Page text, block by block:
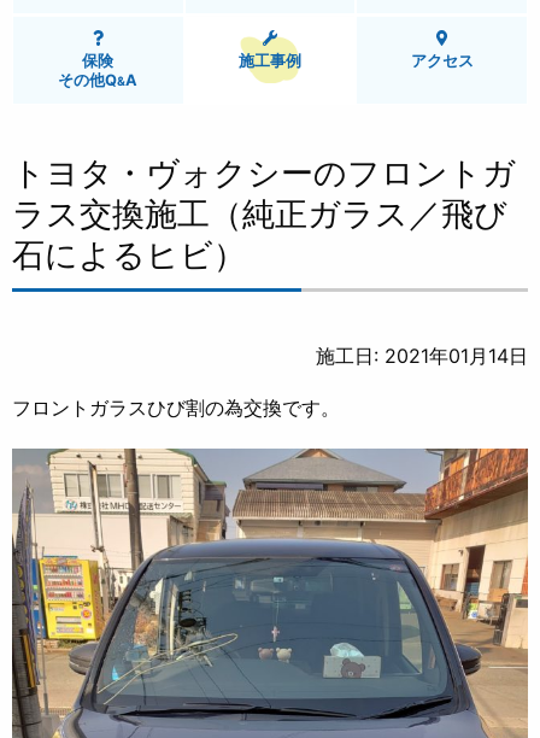
保険
その他Q&A
施工事例 アクセス
トヨタ・ヴォクシーのフロントガ
ラス交換施工（純正ガラス／飛び
石によるヒビ）
施工日: 2021年01月14日
フロントガラスひび割の為交換です。